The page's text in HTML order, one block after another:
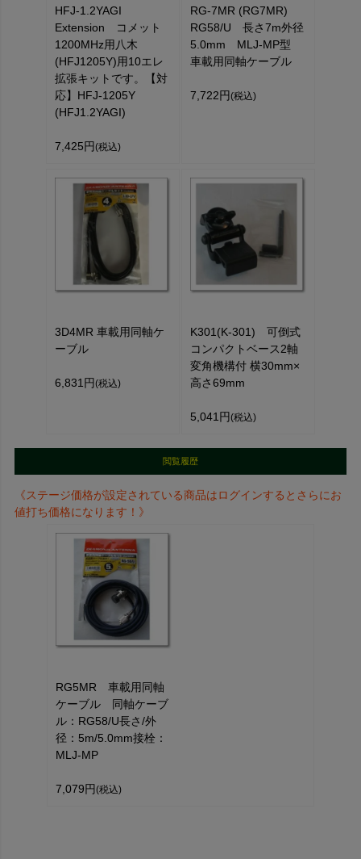
HFJ-1.2YAGI
Extension コメット
1200MHz用八木
(HFJ1205Y)用10エレ
拡張キットです。【対
応】HFJ-1205Y
(HFJ1.2YAGI)
7,425円 (税込)
RG-7MR (RG7MR)
RG58/U 長さ7m外径
5.0mm MLJ-MP型
車載用同軸ケーブル
7,722円 (税込)
3D4MR 車載用同軸ケ
ーブル
6,831円 (税込)
K301(K-301) 可倒式
コンパクトベース2軸
変角機構付 横30mm×
高さ69mm
5,041円 (税込)
閲覧履歴
《ステージ価格が設定されている商品はログインするとさらにお
値打ち価格になります！》
RG5MR 車載用同軸
ケーブル 同軸ケーブ
ル：RG58/U長さ/外
径：5m/5.0mm接栓：
MLJ-MP
7,079円 (税込)